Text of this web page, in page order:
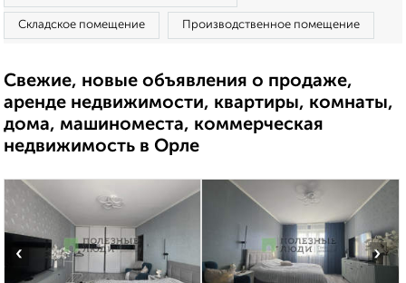
Складское помещение Производственное помещение
Свежие, новые объявления о продаже,
аренде недвижимости, квартиры, комнаты,
дома, машиноместа, коммерческая
недвижимость в Орле
‹ ›